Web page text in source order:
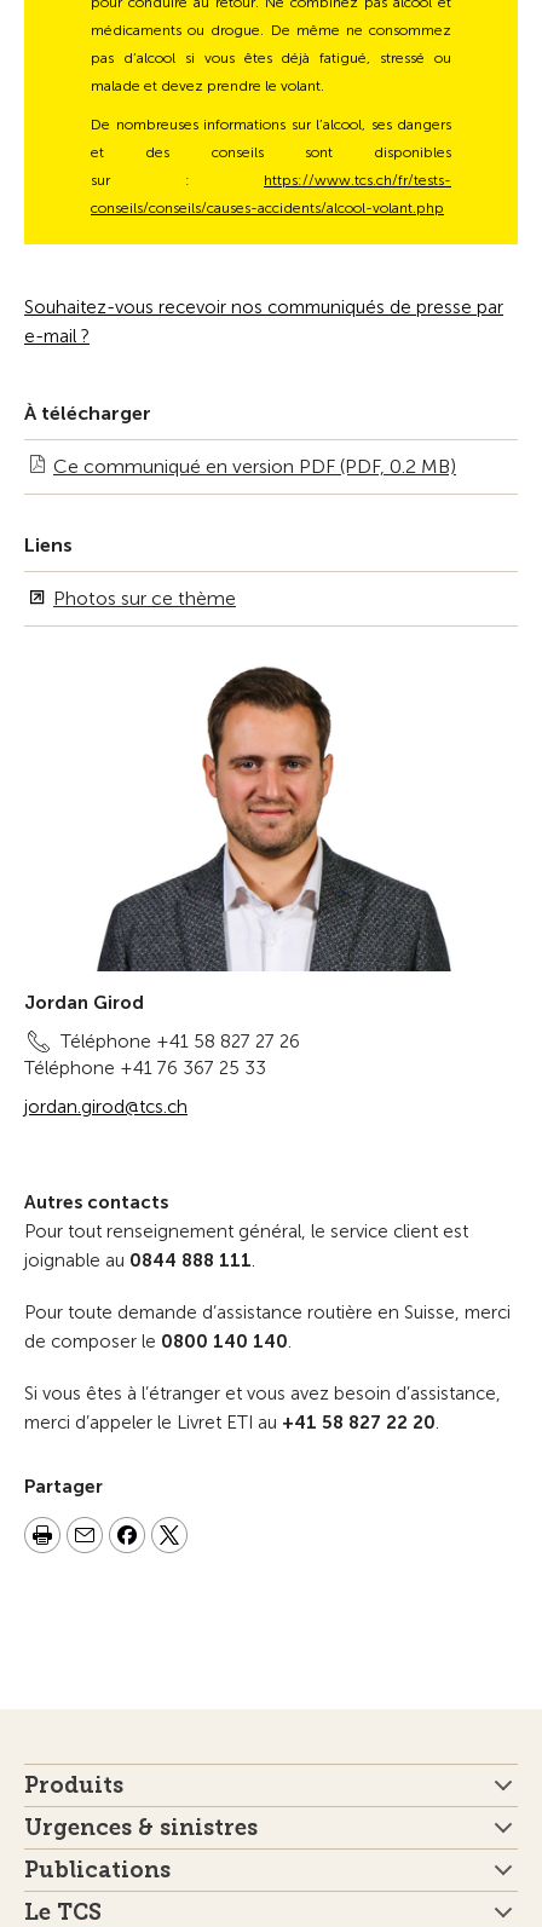
médicaments ou drogue. De même ne consommez
pas d’alcool si vous êtes déjà fatigué, stressé ou
malade et devez prendre le volant.
De nombreuses informations sur l’alcool, ses dangers
et des conseils sont disponibles
sur : https://www.tcs.ch/fr/tests-
conseils/conseils/causes-accidents/alcool-volant.php
Souhaitez-vous recevoir nos communiqués de presse par
e-mail ?
À télécharger
Ce communiqué en version PDF (PDF, 0.2 MB)
Liens
Photos sur ce thème
Jordan Girod
Téléphone +41 58 827 27 26
Téléphone +41 76 367 25 33
jordan.girod@tcs.ch
Autres contacts
Pour tout renseignement général, le service client est
joignable au 0844 888 111.
Pour toute demande d’assistance routière en Suisse, merci
de composer le 0800 140 140.
Si vous êtes à l’étranger et vous avez besoin d’assistance,
merci d’appeler le Livret ETI au +41 58 827 22 20.
Partager
Produits
Urgences & sinistres
Publications
Le TCS